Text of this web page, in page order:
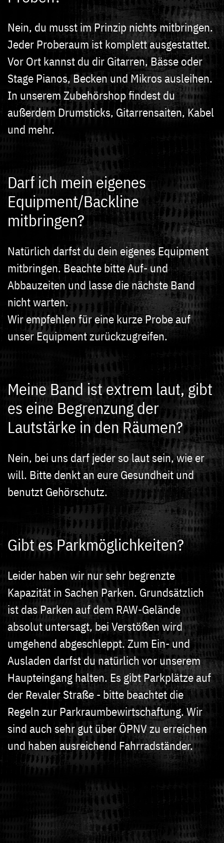
Nein, du musst im Prinzip nichts mitbringen.
Jeder Proberaum ist komplett ausgestattet.
Vor Ort kannst du dir Gitarren, Bässe oder
Stage Pianos, Becken und Mikros ausleihen.
In unserem Zubehörshop findest du
außerdem Drumsticks, Gitarrensaiten, Kabel
und mehr.
Darf ich mein eigenes
Equipment/Backline
mitbringen?
Natürlich darfst du dein eigenes Equipment
mitbringen. Beachte bitte Auf- und
Abbauzeiten und lasse die nächste Band
nicht warten.
Wir empfehlen für eine kurze Probe auf
unser Equipment zurückzugreifen.
Meine Band ist extrem laut, gibt
es eine Begrenzung der
Lautstärke in den Räumen?
Nein, bei uns darf jeder so laut sein, wie er
will. Bitte denkt an eure Gesundheit und
benutzt Gehörschutz.
Gibt es Parkmöglichkeiten?
Leider haben wir nur sehr begrenzte
Kapazität in Sachen Parken. Grundsätzlich
ist das Parken auf dem RAW-Gelände
absolut untersagt, bei Verstößen wird
umgehend abgeschleppt. Zum Ein- und
Ausladen darfst du natürlich vor unserem
Haupteingang halten. Es gibt Parkplätze auf
der Revaler Straße - bitte beachtet die
Regeln zur Parkraumbewirtschaftung. Wir
sind auch sehr gut über ÖPNV zu erreichen
und haben ausreichend Fahrradständer.